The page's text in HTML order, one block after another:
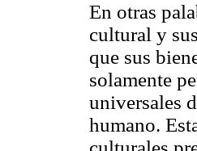
En otras
cultural y
que sus
solamente
universales
humano.